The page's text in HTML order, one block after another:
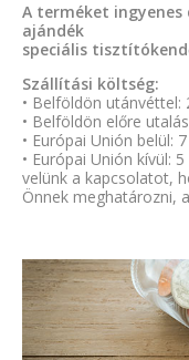
A terméket ingyenes
ajándék
speciális
Szállítási költség:
• Belföldön utánvéttel:
• Belföldön előre
• Európai Unión belül:
• Európai Unión kívül:
velünk a kapcsolatot,
Önnek meghatározni,